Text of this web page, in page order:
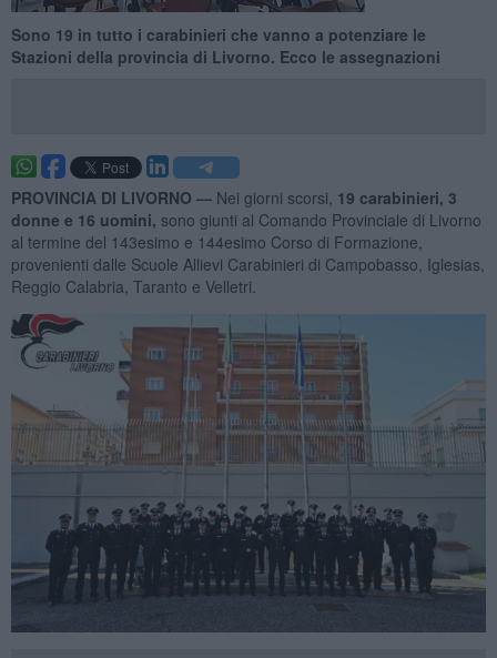
Sono 19 in tutto i carabinieri che vanno a potenziare le
Stazioni della provincia di Livorno. Ecco le assegnazioni
PROVINCIA DI LIVORNO — Nei giorni scorsi, 19 carabinieri, 3
donne e 16 uomini, sono giunti al Comando Provinciale di Livorno
al termine del 143esimo e 144esimo Corso di Formazione,
provenienti dalle Scuole Allievi Carabinieri di Campobasso, Iglesias,
Reggio Calabria, Taranto e Velletri.